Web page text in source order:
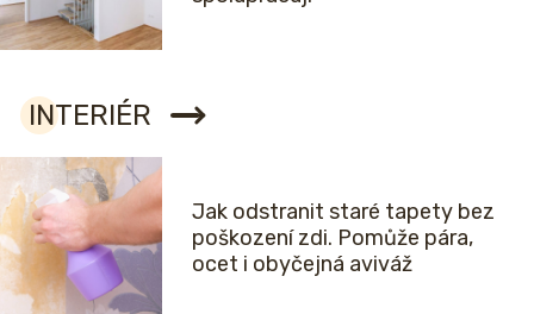
INTERIÉR
Jak odstranit staré tapety bez
poškození zdi. Pomůže pára,
ocet i obyčejná aviváž